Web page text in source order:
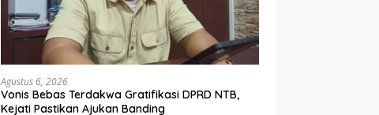
Agustus 6, 2026
Vonis Bebas Terdakwa Gratifikasi DPRD NTB,
Kejati Pastikan Ajukan Banding